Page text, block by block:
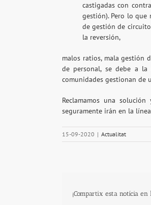
castigadas con
gestión). Pero lo que
de gestión de
la reversión,
malos ratios, mala gestión
de personal, se debe a
comunidades gestionan de
Reclamamos una
seguramente irán en la
15-09-2020 | Actualitat
¡Compartix esta notícia en